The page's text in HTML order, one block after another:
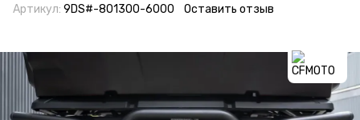
Артикул: 9DS#-801300-6000 Оставить отзыв